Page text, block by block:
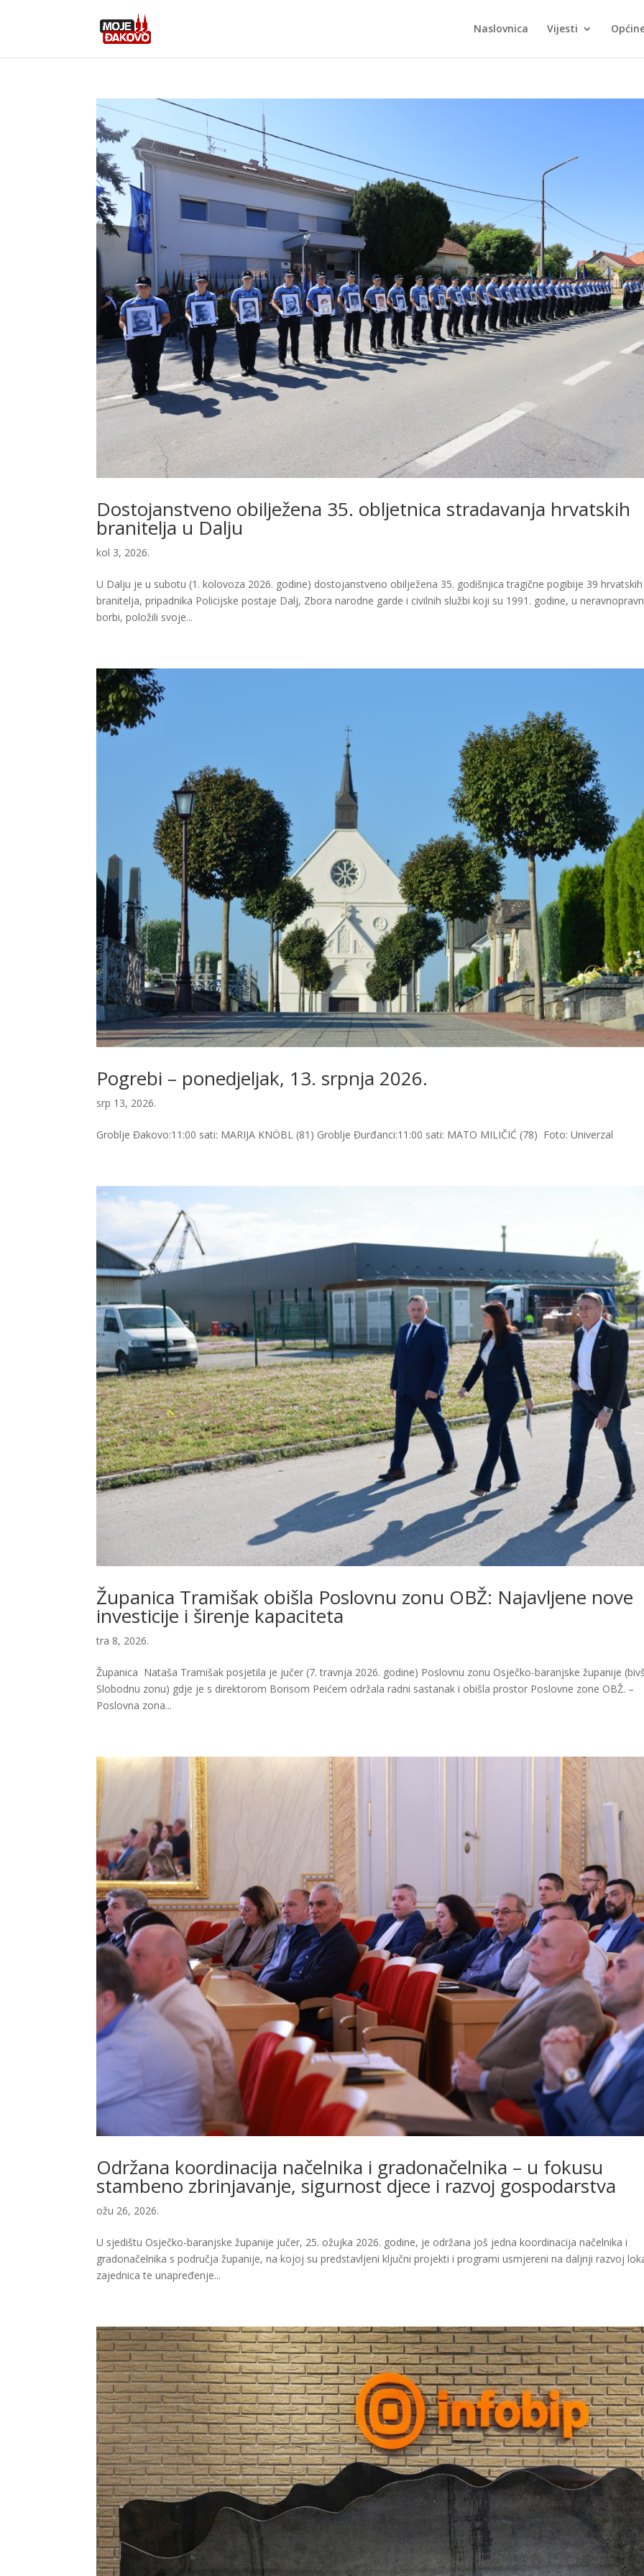
Naslovnica Vijesti
Dostojanstveno obilježena 35. obljetnica stradavanja hrvatskih
branitelja u Dalju
kol 3, 2026.
U Dalju je u subotu (1. kolovoza 2026. godine) dostojanstveno obilježena 35. godišnjica tragične pogibije 39 hrvatskih
branitelja, pripadnika Policijske postaje Dalj, Zbora narodne garde i civilnih službi koji su 1991. godine, u
borbi, položili svoje...
Pogrebi – ponedjeljak, 13. srpnja 2026.
srp 13, 2026.
Groblje Đakovo:11:00 sati: MARIJA KNÖBL (81) Groblje Đurđanci:11:00 sati: MATO MILIČIĆ (78) Foto: Univerzal
Županica Tramišak obišla Poslovnu zonu OBŽ: Najavljene nove
investicije i širenje kapaciteta
tra 8, 2026.
Županica Nataša Tramišak posjetila je jučer (7. travnja 2026. godine) Poslovnu zonu Osječko-baranjske županije
Slobodnu zonu) gdje je s direktorom Borisom Peićem održala radni sastanak i obišla prostor Poslovne zone OBŽ. –
Poslovna zona...
Održana koordinacija načelnika i gradonačelnika – u fokusu
stambeno zbrinjavanje, sigurnost djece i razvoj gospodarstva
ožu 26, 2026.
U sjedištu Osječko-baranjske županije jučer, 25. ožujka 2026. godine, je održana još jedna koordinacija načelnika i
gradonačelnika s područja županije, na kojoj su predstavljeni ključni projekti i programi usmjereni na daljnji razvoj
zajednica te unapređenje...